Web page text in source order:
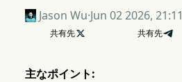
Jason Wu·Jun 02 2026, 21:11
共有先 共有先
主なポイント: